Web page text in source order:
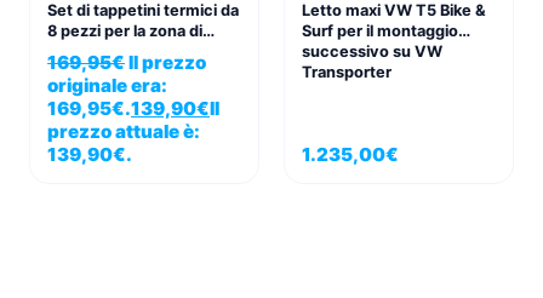
Set di tappetini termici da
8 pezzi per la zona di
guida e di soggiorno della
VW T2/T3
169,95€Il prezzo
originale era:
169,95€.139,90€Il
prezzo attuale è:
139,90€.
Letto maxi VW T5 Bike &
Surf per il montaggio
successivo su VW
Transporter
1.235,00€